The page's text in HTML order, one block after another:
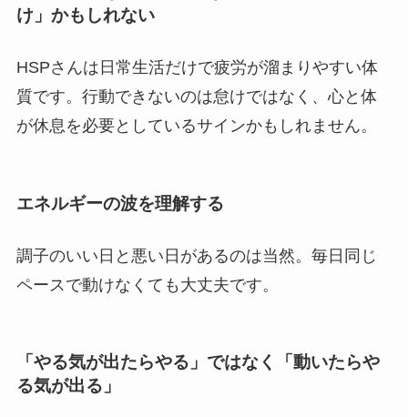
け」かもしれない
HSPさんは日常生活だけで疲労が溜まりやすい体
質です。行動できないのは怠けではなく、心と体
が休息を必要としているサインかもしれません。
エネルギーの波を理解する
調子のいい日と悪い日があるのは当然。毎日同じ
ペースで動けなくても大丈夫です。
「やる気が出たらやる」ではなく「動いたらや
る気が出る」